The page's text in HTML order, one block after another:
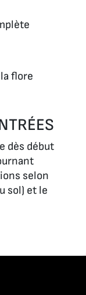
flore
dès début
selon
sol) et le